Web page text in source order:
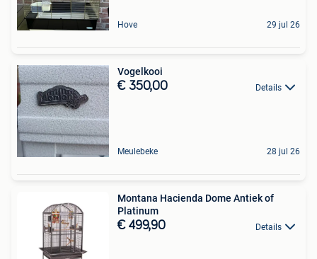
Hove 29 jul 26
Vogelkooi
€ 350,00 Details
Meulebeke 28 jul 26
Montana Hacienda Dome Antiek of
Platinum
€ 499,90 Details